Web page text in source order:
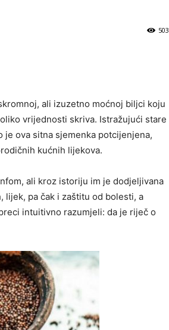
503
ali izuzetno moćnoj biljci koju
vrijednosti skriva. Istražujući stare
je ova sitna sjemenka potcijenjena,
kućnih lijekova.
ali kroz istoriju im je dodjeljivana
lijek, pa čak i zaštitu od bolesti, a
intuitivno razumjeli: da je riječ o